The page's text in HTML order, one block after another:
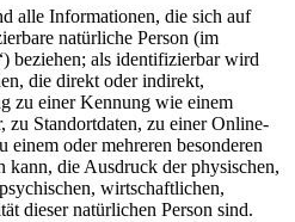
alle Informationen, die sich auf
natürliche Person (im
beziehen; als identifizierbar wird
die direkt oder indirekt,
zu einer Kennung wie einem
zu Standortdaten, zu einer Online-
oder mehreren besonderen
die Ausdruck der physischen,
wirtschaftlichen,
dieser natürlichen Person sind.